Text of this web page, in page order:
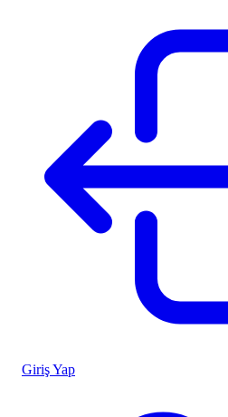
Giriş Yap